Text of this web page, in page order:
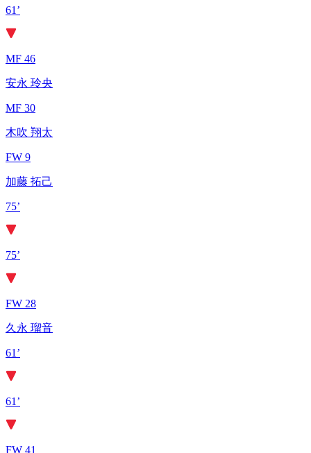
61’
MF 46
安永 玲央
MF 30
木吹 翔太
FW 9
加藤 拓己
75’
75’
FW 28
久永 瑠音
61’
61’
FW 41